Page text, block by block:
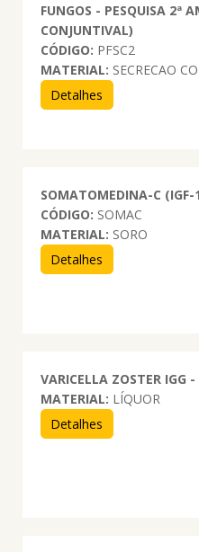
FUNGOS - PESQUISA 2ª
CONJUNTIVAL)
CÓDIGO: PFSC2
MATERIAL: SECRECAO
Detalhes
SOMATOMEDINA-C (IGF-
CÓDIGO: SOMAC
MATERIAL: SORO
Detalhes
VARICELLA ZOSTER IGG -
MATERIAL: LÍQUOR
Detalhes